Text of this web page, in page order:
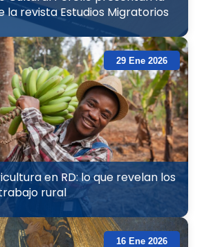
la revista Estudios Migratorios
29 Ene 2026
en RD: lo que revelan los
rural
16 Ene 2026